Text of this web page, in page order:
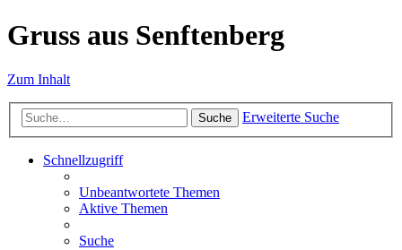
Gruss aus Senftenberg
Zum Inhalt
Suche Erweiterte Suche
Schnellzugriff
Unbeantwortete Themen
Aktive Themen
Suche